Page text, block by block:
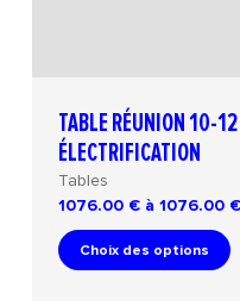
TABLE RÉUNION 10-12
ÉLECTRIFICATION
Tables
1076.00 € à 1076.00 €
Choix des options